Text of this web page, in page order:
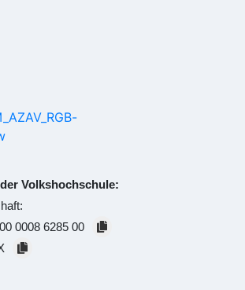
Volkshochschule:
0008 6285 00